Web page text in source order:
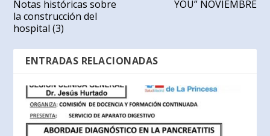
Notas históricas sobre
la construcción del
hospital (3)
YOU” NOVIEMBRE
ENTRADAS RELACIONADAS